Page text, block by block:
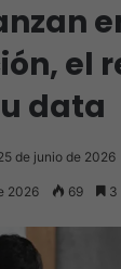
el
data
de junio de 2026
2026 69 3